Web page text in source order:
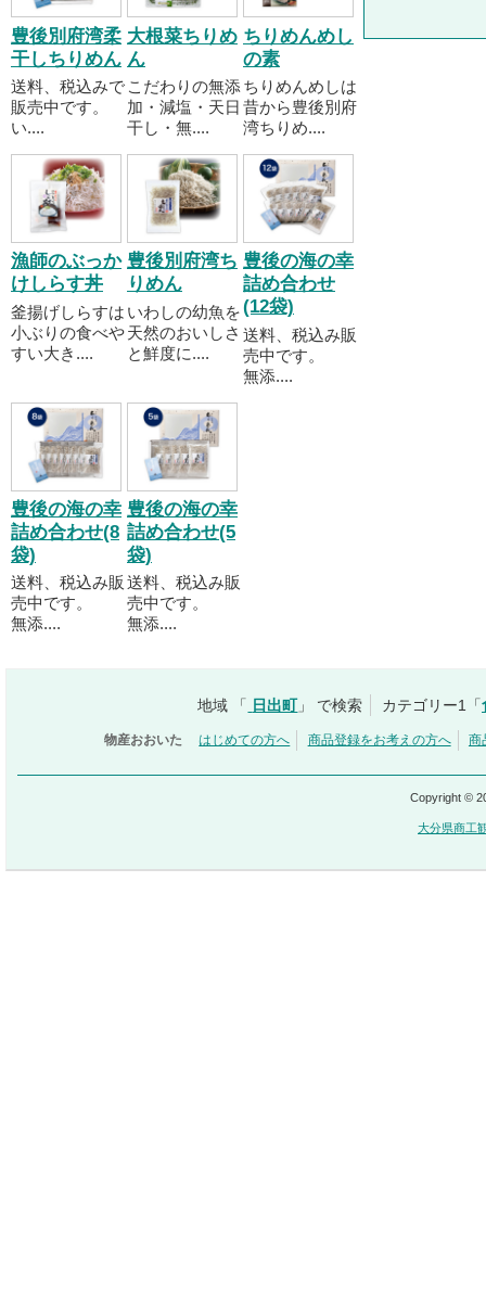
豊後別府湾柔
干しちりめん
送料、税込みで
販売中です。
い....
大根菜ちりめ
ん
こだわりの無添
加・減塩・天日
干し・無....
ちりめんめし
の素
ちりめんめしは
昔から豊後別府
湾ちりめ....
漁師のぶっか
けしらす丼
釜揚げしらすは
小ぶりの食べや
すい大き....
豊後別府湾ち
りめん
いわしの幼魚を
天然のおいしさ
と鮮度に....
豊後の海の幸
詰め合わせ
(12袋)
送料、税込み販
売中です。
無添....
豊後の海の幸
詰め合わせ(8
袋)
送料、税込み販
売中です。
無添....
豊後の海の幸
詰め合わせ(5
袋)
送料、税込み販
売中です。
無添....
地域 「 日出町」 で検索 カテゴリー1「
物産おおいた はじめての方へ 商品登録をお考えの方へ 商
Copyright ©
大分県商工